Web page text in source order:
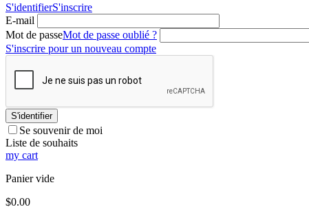
S'identifierS'inscrire
E-mail
Mot de passeMot de passe oublié ?
S'inscrire pour un nouveau compte
S'identifier
Se souvenir de moi
Liste de souhaits
my cart
Panier vide
$0.00